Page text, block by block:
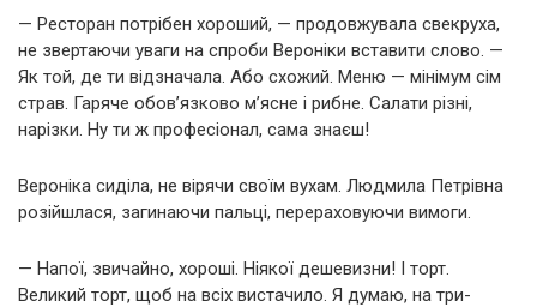
— Ресторан потрібен хороший, — продовжувала свекруха,
не звертаючи уваги на спроби Вероніки вставити слово. —
Як той, де ти відзначала. Або схожий. Меню — мінімум сім
страв. Гаряче обов’язково м’ясне і рибне. Салати різні,
нарізки. Ну ти ж професіонал, сама знаєш!
Вероніка сиділа, не вірячи своїм вухам. Людмила Петрівна
розійшлася, загинаючи пальці, перераховуючи вимоги.
— Напої, звичайно, хороші. Ніякої дешевизни! І торт.
Великий торт, щоб на всіх вистачило. Я думаю, на три-